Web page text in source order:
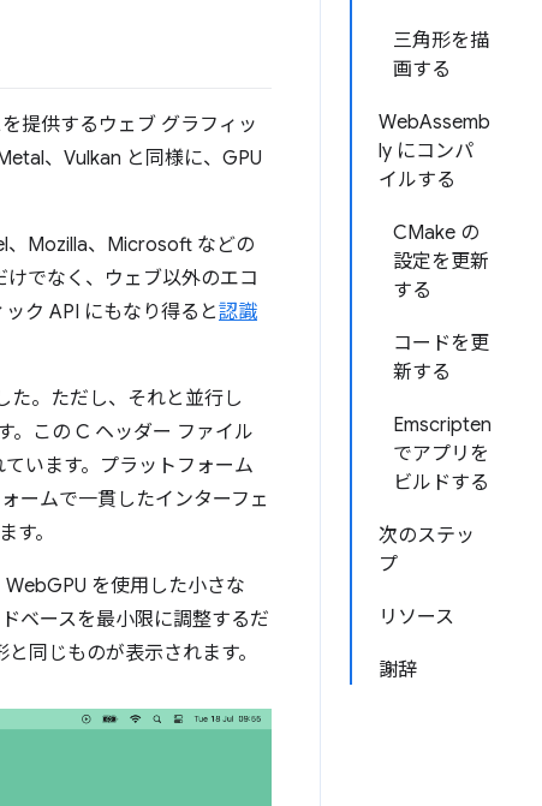
三角形を描
画する
WebAssemb
ly にコンパ
イルする
CMake の
設定を更新
する
コードを更
新する
Emscripten
でアプリを
ビルドする
次のステッ
プ
リソース
謝辞
提供するウェブ グラフィッ
、Vulkan と同様に、GPU
、Mozilla、Microsoft などの
でなく、ウェブ以外のエコ
ク API にもなり得ると認識
た。ただし、それと並行し
。この C ヘッダー ファイル
います。プラットフォーム
ームで一貫したインターフェ
す。
を使用した小さな
ベースを最小限に調整するだ
同じものが表示されます。